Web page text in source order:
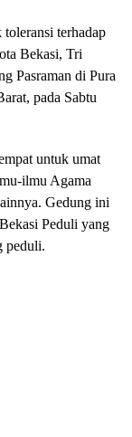
toleransi terhadap
Bekasi, Tri
Pasraman di Pura
pada Sabtu
untuk umat
ilmu Agama
Gedung ini
Peduli yang
peduli.